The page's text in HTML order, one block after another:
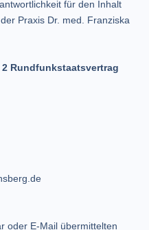
für den Inhalt
Praxis Dr. med. Franziska
Rundfunkstaatsvertrag
oder E-Mail übermittelten